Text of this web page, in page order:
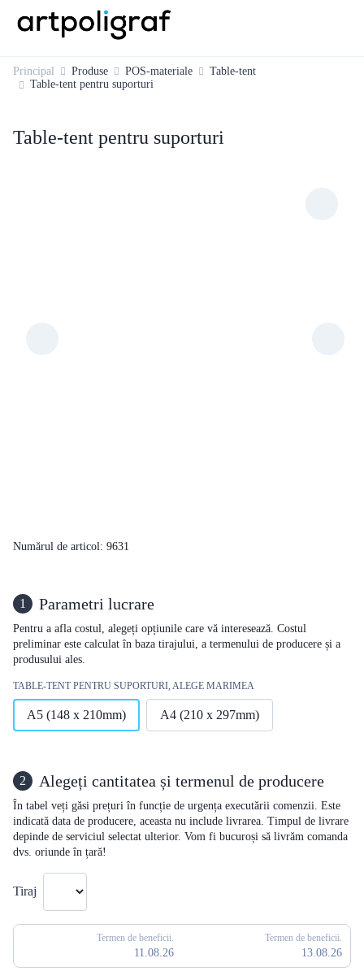
Principal Produse POS-materiale
Table-tent
Table-tent pentru suporturi
Table-tent pentru suporturi
Numărul de articol: 9631
1 Parametri lucrare
Pentru a afla costul, alegeți opțiunile care vă interesează. Costul
preliminar este calculat în baza tirajului, a termenului de producere și a
produsului ales.
TABLE-TENT PENTRU SUPORTURI, ALEGE MARIMEA
А5 (148 х 210mm) А4 (210 х 297mm)
2 Alegeți cantitatea și termenul de producere
În tabel veți găsi prețuri în funcție de urgența executării comenzii. Este
indicată data de producere, aceasta nu include livrarea. Timpul de livrare
depinde de serviciul selectat ulterior. Vom fi bucuroși să livrăm comanda
dvs. oriunde în țară!
Tiraj
Termen de beneficii.
11.08.26
Termen de beneficii.
13.08.26